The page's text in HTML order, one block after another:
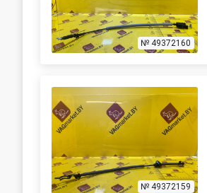
№ 49372160
№ 49372159